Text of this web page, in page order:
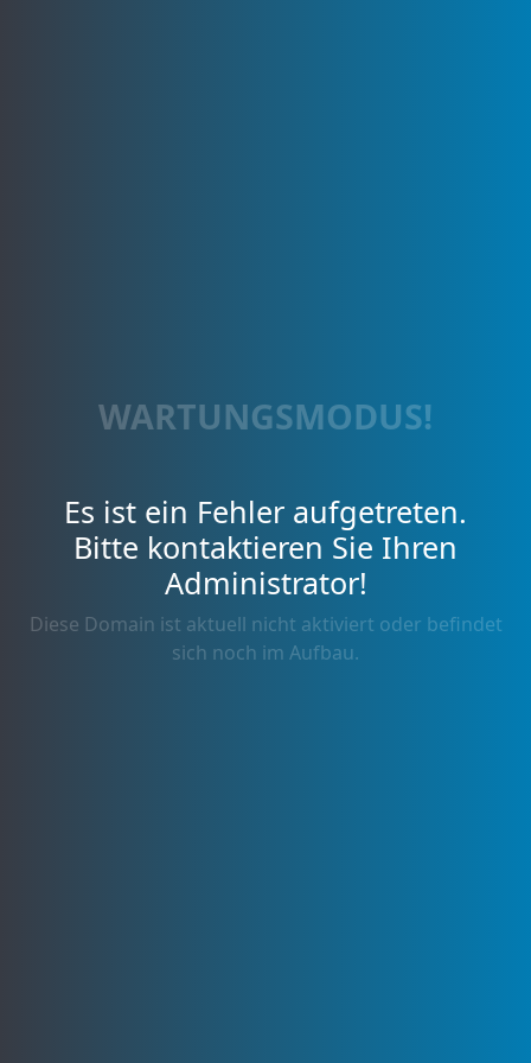
WARTUNGSMODUS!
Es ist ein Fehler aufgetreten.
Bitte kontaktieren Sie Ihren
Administrator!
Diese Domain ist aktuell nicht aktiviert oder befindet
sich noch im Aufbau.